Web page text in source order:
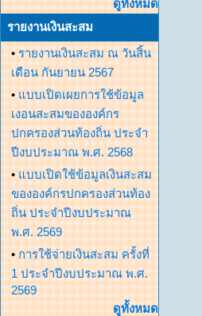
ดูทั้งหมด
รายงานเงินสะสม
• รายงานเงินสะสม ณ วันสิ้น
เดือน กันยายน 2567
• แบบเปิดเผยการใช้ข้อมูล
เงอนสะสมขององค์กร
ปกครองส่วนท้องถิ่น ประจำ
ปีงบประมาณ พ.ศ. 2568
• แบบเปิดใช้ข้อมูลเงินสะสม
ขององค์กรปกครองส่วนท้อง
ถิ่น ประจำปีงบประมาณ
พ.ศ. 2569
• การใช้จ่ายเงินสะสม ครั้งที่
1 ประจำปีงบประมาณ พ.ศ.
2569
ดูทั้งหมด